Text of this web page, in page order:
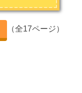
（全17ページ）